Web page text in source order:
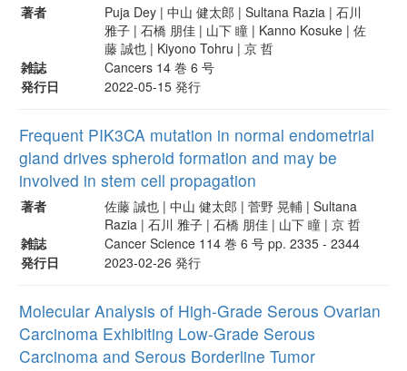
著者
Puja Dey | 中山 健太郎 | Sultana Razia | 石川
雅子 | 石橋 朋佳 | 山下 瞳 | Kanno Kosuke | 佐
藤 誠也 | Kiyono Tohru | 京 哲
雑誌
Cancers 14 巻 6 号
発行日
2022-05-15 発行
Frequent PIK3CA mutation in normal endometrial
gland drives spheroid formation and may be
involved in stem cell propagation
著者
佐藤 誠也 | 中山 健太郎 | 菅野 晃輔 | Sultana
Razia | 石川 雅子 | 石橋 朋佳 | 山下 瞳 | 京 哲
雑誌
Cancer Science 114 巻 6 号 pp. 2335 - 2344
発行日
2023-02-26 発行
Molecular Analysis of High-Grade Serous Ovarian
Carcinoma Exhibiting Low-Grade Serous
Carcinoma and Serous Borderline Tumor